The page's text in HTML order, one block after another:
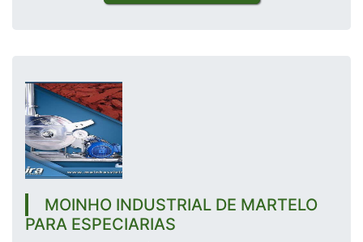
MOINHO INDUSTRIAL DE MARTELO
PARA ESPECIARIAS